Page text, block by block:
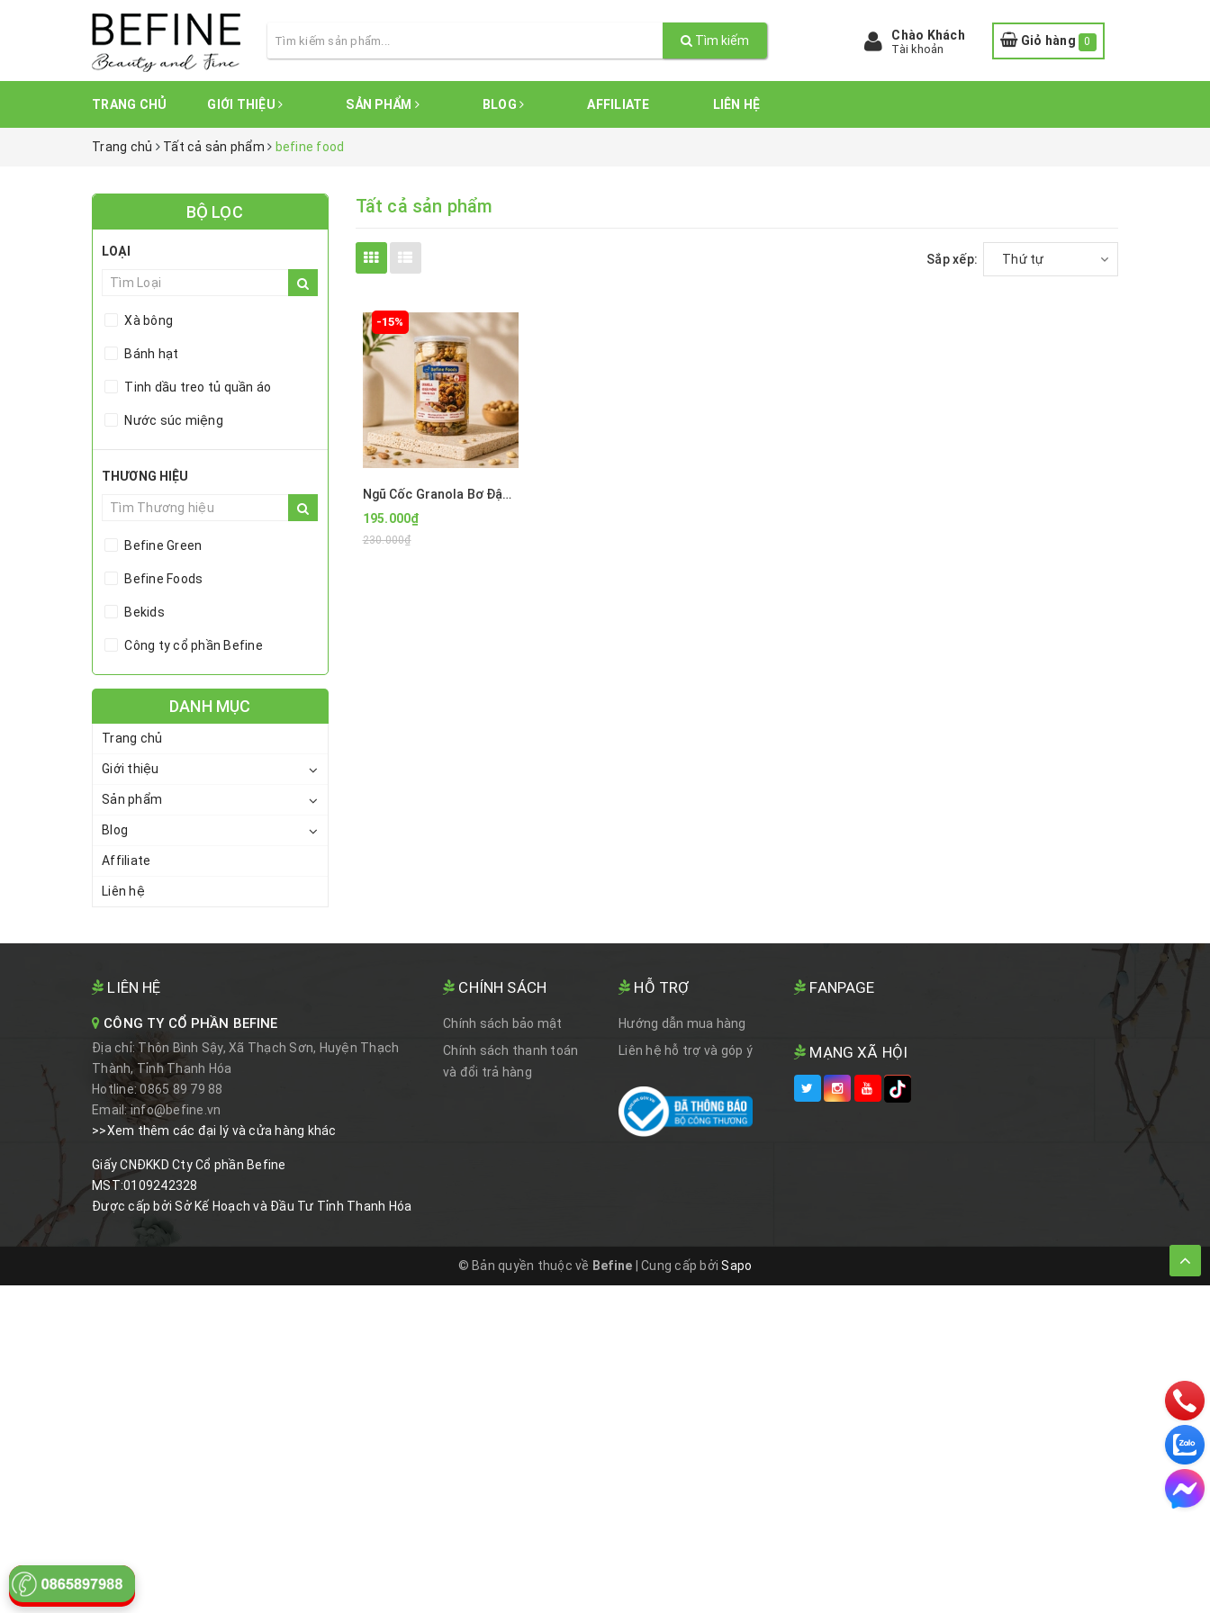
Tìm kiếm Chào Khách
Tài khoản
Giỏ hàng 0
TRANG CHỦ GIỚI THIỆU SẢN PHẨM BLOG AFFILIATE LIÊN HỆ
Trang chủ Tất cả sản phẩm befine food
BỘ LỌC
LOẠI
Xà bông
Bánh hạt
Tinh dầu treo tủ quần áo
Nước súc miệng
Tinh dầu treo xe ô tô
Hydrosol
Cao Tinh Dầu
Máy khuếch tán
Đất sét
Dầu nền
Toner- Nước thơm
THƯƠNG HIỆU
Befine Green
Befine Foods
Bekids
Công ty cổ phần Befine
DANH MỤC
Trang chủ
Giới thiệu
Sản phẩm
Blog
Affiliate
Liên hệ
Tất cả sản phẩm
Sắp xếp: Thứ tự
-15%
Ngũ Cốc Granola Bơ Đậu phộng - Không Yến Mạch - Mật Dừa Nước Befine Foods
195.000₫
230.000₫
LIÊN HỆ
CÔNG TY CỔ PHẦN BEFINE
Địa chỉ: Thôn Bình Sậy, Xã Thạch Sơn, Huyện Thạch
Thành, Tỉnh Thanh Hóa
Hotline: 0865 89 79 88
Email: info@befine.vn
>>Xem thêm các đại lý và cửa hàng khác
Giấy CNĐKKD Cty Cổ phần Befine
MST:0109242328
Được cấp bởi Sở Kế Hoạch và Đầu Tư Tỉnh Thanh Hóa
CHÍNH SÁCH
Chính sách bảo mật
Chính sách thanh toán
và đổi trả hàng
HỖ TRỢ
Hướng dẫn mua hàng
Liên hệ hỗ trợ và góp ý
FANPAGE
MẠNG XÃ HỘI
© Bản quyền thuộc về Befine Cung cấp bởiSapo